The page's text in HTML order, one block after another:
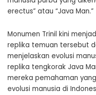
erectus” atau “Java Man.”
Monumen Trinil kini
replika temuan tersebut
menjelaskan evolusi
replika tengkorak Java
mereka pemahaman
evolusi manusia di